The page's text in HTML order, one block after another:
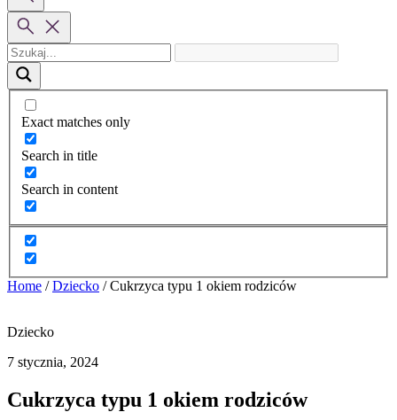
Exact matches only
Search in title
Search in content
Home / Dziecko / Cukrzyca typu 1 okiem rodziców
Dziecko
7 stycznia, 2024
Cukrzyca typu 1 okiem rodziców